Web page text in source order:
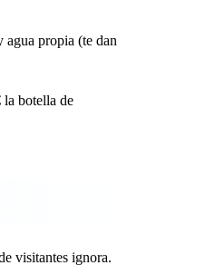
agua propia (te dan
la botella de
visitantes ignora.